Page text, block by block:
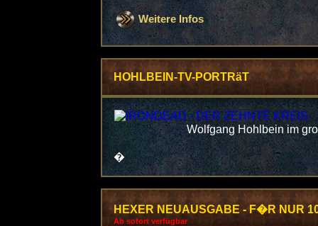
Weitere Infos
HOHLBEIN-TV-PORTRäT
Wolfgang Hohlbein im
�
HEXER NEUAUSGABE - F�R NUR
Ab sofort verfügbar